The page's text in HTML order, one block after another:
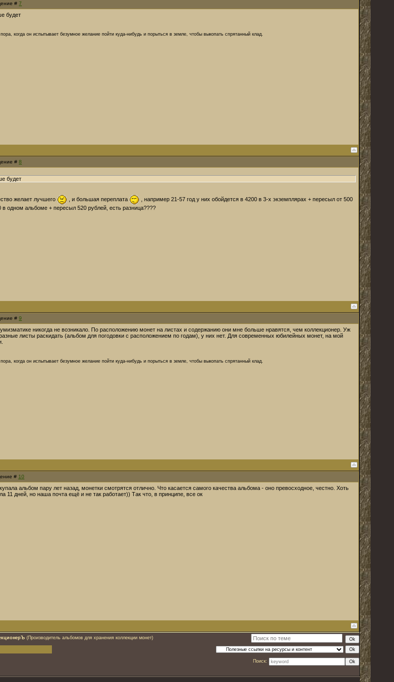
# 7
будет
когда он испытывает безумное желание пойти куда-нибудь и порыться в земле, чтобы выкопать спрятанный клад.
# 8
будет
желает лучшего , и большая переплата
, например 21-57 год у них обойдется в 4200 в 3-х экземплярах + пересыл от 500
в одном альбоме + пересыл 520 рублей, есть разница????
# 9
никогда не возникало. По расположению монет на листах и содержанию они мне больше нравятся, чем коллекционер. Уж
листы раскидать (альбом для погодовки с расположением по годам), у них нет. Для современных юбилейных монет, на мой
когда он испытывает безумное желание пойти куда-нибудь и порыться в земле, чтобы выкопать спрятанный клад.
# 10
альбом пару лет назад, монетки смотрятся отлично. Что касается самого качества альбома - оно превосходное, честно. Хоть
11 дней, но наша почта ещё и не так работает)) Так что, в принципе, все ок
(Производитель альбомов для хранения коллекции монет)
Поиск: